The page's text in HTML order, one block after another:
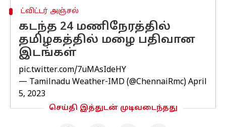
ட்விட்டர் அஞ்சல்
கடந்த 24 மணிநேரத்தில்
தமிழகத்தில் மழை பதிவான
இடங்கள்
pic.twitter.com/7uMAsIdeHY
— Tamilnadu Weather-IMD (@ChennaiRmc) April
5, 2023
செய்தி இத்துடன் முடிவடைந்தது